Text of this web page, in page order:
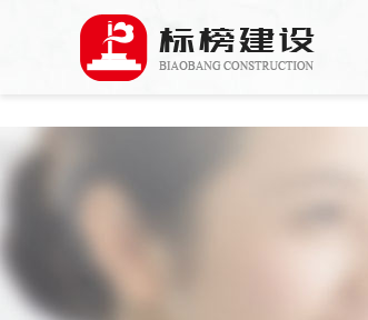
草莓视频污版APP下载,草莓